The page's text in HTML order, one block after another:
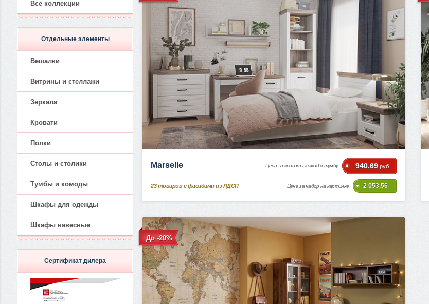
Marselle Цена за кровать, комод и тумбу 940.69 руб.
23 товаров с фасадами из ЛДСП Цена за набор на картинке 2 053.56
До -20%
Все коллекции
Отдельные элементы
Вешалки
Витрины и стеллажи
Зеркала
Кровати
Полки
Столы и столики
Тумбы и комоды
Шкафы для одежды
Шкафы навесные
Сертификат дилера